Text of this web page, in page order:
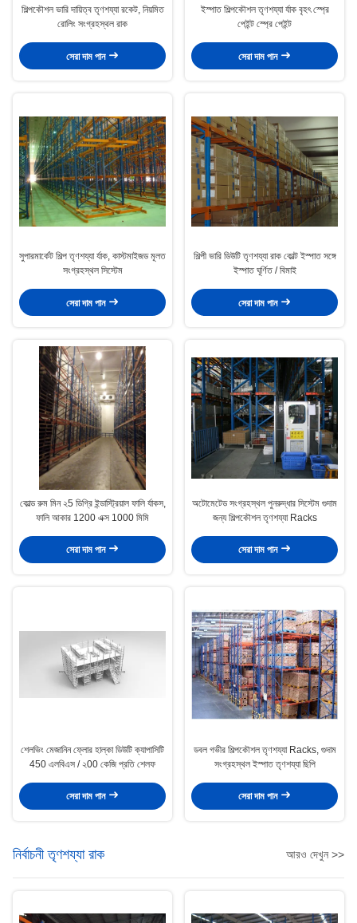
শিল্পকৌশল ভারি দায়িত্ব তৃণশয্যা রকেট, নিয়মিত
রোলিং সংগ্রহস্থল রাক
সেরা দাম পান
ইস্পাত শিল্পকৌশল তৃণশয্যা র্যাক বৃহৎ স্প্রে
পেইন্ট স্প্রে পেইন্ট
সেরা দাম পান
সুপারমার্কেট শিল্প তৃণশয্যা র্যাক, কাস্টমাইজড মূলত
সংগ্রহস্থল সিস্টেম
সেরা দাম পান
শিল্পী ভারি ডিউটি ​​তৃণশয্যা রাক কোল্ট ইস্পাত সঙ্গে
ইস্পাত ঘূর্ণিত / বিমাই
সেরা দাম পান
কোল্ড রুম মিন ২5 ডিগ্রি ইন্ডাস্ট্রিয়াল ফালি র্যাকস,
ফালি আকার 1200 এক্স 1000 মিমি
সেরা দাম পান
অটোমেটেড সংগ্রহস্থল পুনরুদ্ধার সিস্টেম গুদাম
জন্য শিল্পকৌশল তৃণশয্যা Racks
সেরা দাম পান
শেলভিং মেজানিন ফ্লোর হাল্কা ডিউটি ​​ক্যাপাসিটি
450 এলবিএস / ২00 কেজি প্রতি শেলফ
সেরা দাম পান
ডবল গভীর শিল্পকৌশল তৃণশয্যা Racks, গুদাম
সংগ্রহস্থল ইস্পাত তৃণশয্যা ছিপি
সেরা দাম পান
নির্বাচনী তৃণশয্যা রাক আরও দেখুন >>